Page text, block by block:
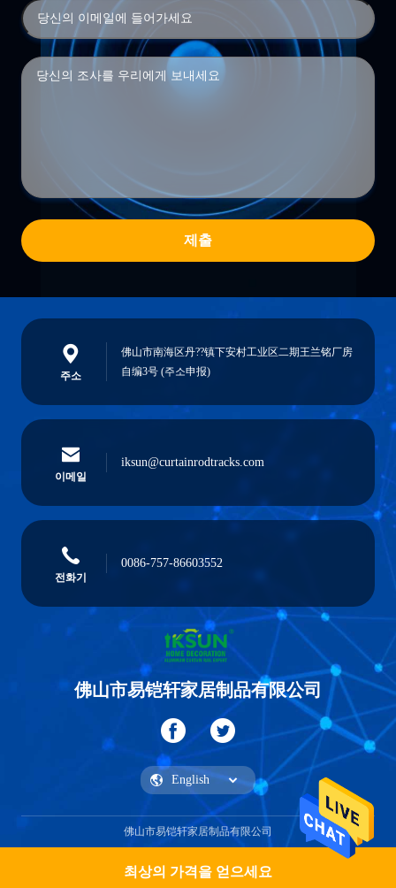
최상의 가격을 얻으세요
제출
주소
佛山市南海区丹??镇下安村工业区二期王兰铭厂房
自编3号 (주소申报)
이메일
iksun@curtainrodtracks.com
전화기
0086-757-86603552
佛山市易铠轩家居制品有限公司
佛山市易铠轩家居制品有限公司